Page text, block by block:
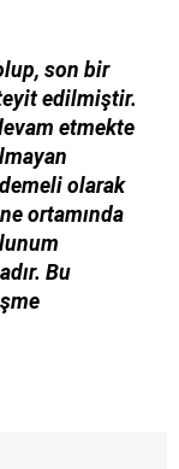
son bir
edilmiştir.
etmekte
olarak
ortamında
Bu